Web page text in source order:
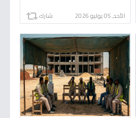
الأحد, 05 يوليو 2026 شارك